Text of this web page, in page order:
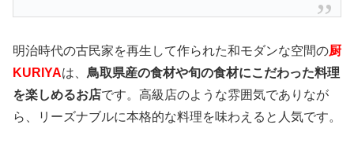
明治時代の古民家を再生して作られた和モダンな空間の厨
KURIYAは、 鳥取県産の食材や旬の食材にこだわった料理
を楽しめるお店です。高級店のような雰囲気でありなが
ら、リーズナブルに本格的な料理を味わえると人気です。